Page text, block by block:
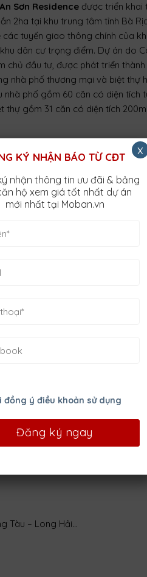
An Sơn Residenceđược triển khai
2ha tại khu trung tâm tỉnh Bà
các tuyến giao thông chính của
dân cư trọng điểm. Dự án do
chủ đầu tư, được phát triển
nhà phố thương mại và biệt thự
nhà phố gồm 60 căn có diện tích
thự gồm 31 căn có diện tích
hoạch số 13 rộng 24.5m và
Tàu. Từ vị trí này, việc di
quanh là nhiều tuyến đường
đầy đủ tiện ích, dự án
Tàu – Long Hải…
KÝ NHẬN BÁO TỪ CĐT
nhận thông tin ưu đãi & bảng
hộ xem giá tốt nhất dự án
mới nhất tại Moban.vn
đồng ý điều khoản sử dụng
x